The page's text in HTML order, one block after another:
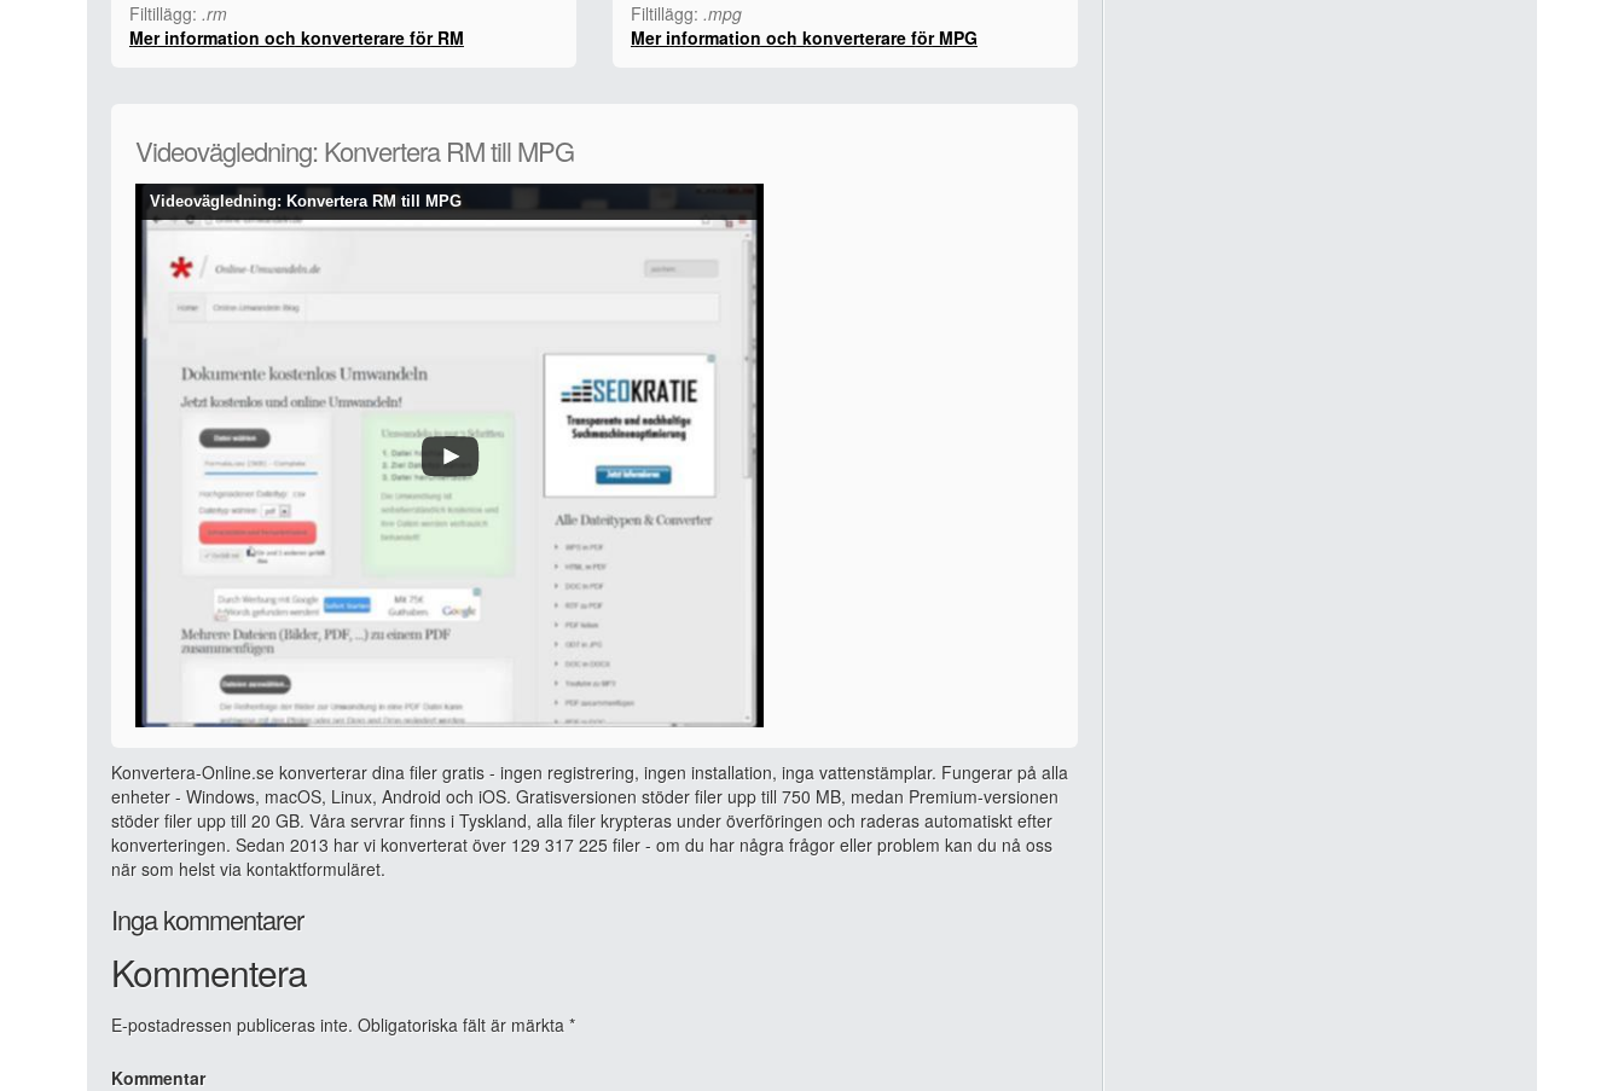
Filtillägg: .rm
Mer information och konverterare för RM
Filtillägg: .mpg
Mer information och konverterare för MPG
Videovägledning: Konvertera RM till MPG
Videovägledning: Konvertera RM till MPG
Konvertera-Online.se konverterar dina filer gratis - ingen registrering, ingen installation, inga vattenstämplar. Fungerar på alla
enheter - Windows, macOS, Linux, Android och iOS. Gratisversionen stöder filer upp till 750 MB, medan Premium-versionen
stöder filer upp till 20 GB. Våra servrar finns i Tyskland, alla filer krypteras under överföringen och raderas automatiskt efter
konverteringen. Sedan 2013 har vi konverterat över 129 317 225 filer - om du har några frågor eller problem kan du nå oss
när som helst via kontaktformuläret.
Inga kommentarer
Kommentera
E-postadressen publiceras inte. Obligatoriska fält är märkta *
Kommentar